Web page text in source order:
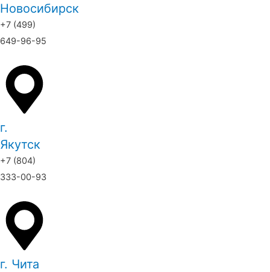
Новосибирск
+7 (499)
649-96-95
г.
Якутск
+7 (804)
333-00-93
г. Чита